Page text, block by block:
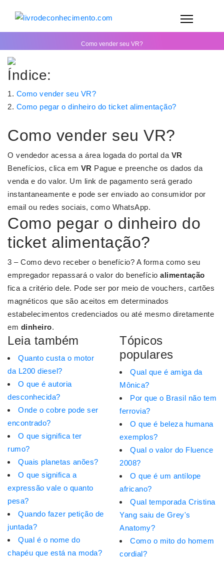
Como vender seu VR?
Índice:
Como vender seu VR?
Como pegar o dinheiro do ticket alimentação?
Como vender seu VR?
O vendedor acessa a área logada do portal da VR
Benefícios, clica em VR Pague e preenche os dados da
venda e do valor. Um link de pagamento será gerado
instantaneamente e pode ser enviado ao consumidor por
email ou redes sociais, como WhatsApp.
Como pegar o dinheiro do
ticket alimentação?
3 – Como devo receber o benefício? A forma como seu
empregador repassará o valor do benefício alimentação
fica a critério dele. Pode ser por meio de vouchers, cartões
magnéticos que são aceitos em determinados
estabelecimentos credenciados ou até mesmo diretamente
em dinheiro.
Leia também
Quanto custa o motor
da L200 diesel?
O que é autoria
desconhecida?
Onde o cobre pode ser
encontrado?
O que significa ter
rumo?
Quais planetas anões?
O que significa a
expressão vale o quanto
pesa?
Quando fazer petição de
juntada?
Qual é o nome do
chapéu que está na moda?
Tópicos
populares
Qual que é amiga da
Mônica?
Por que o Brasil não tem
ferrovia?
O que é beleza humana
exemplos?
Qual o valor do Fluence
2008?
O que é um antílope
africano?
Qual temporada Cristina
Yang saiu de Grey's
Anatomy?
Como o mito do homem
cordial?